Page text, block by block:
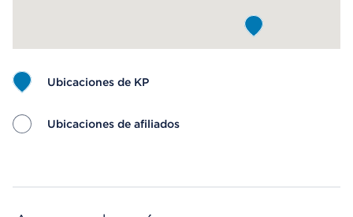
Ubicaciones de KP
Ubicaciones de afiliados